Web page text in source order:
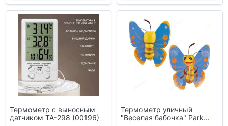
Термометр с выносным
датчиком ТА-298 (00196)
Термометр уличный
"Веселая бабочка" Park